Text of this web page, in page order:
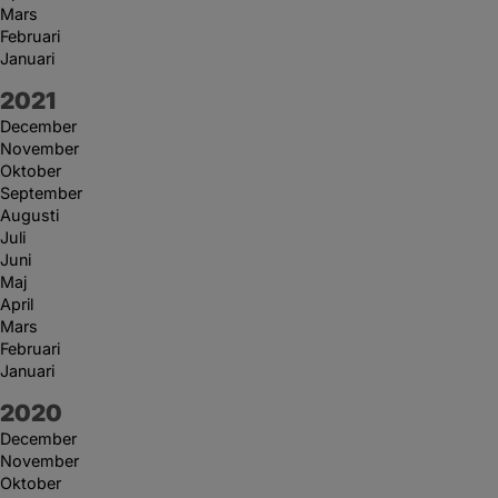
Mars
Februari
Januari
År:
2021
December
November
Oktober
September
Augusti
Juli
Juni
Maj
April
Mars
Februari
Januari
År:
2020
December
November
Oktober